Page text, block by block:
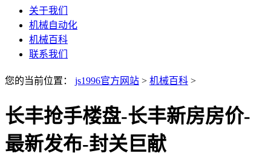
关于我们
机械自动化
机械百科
联系我们
您的当前位置： js1996官方网站 > 机械百科 >
长丰抢手楼盘-长丰新房房价-
最新发布-封关巨献